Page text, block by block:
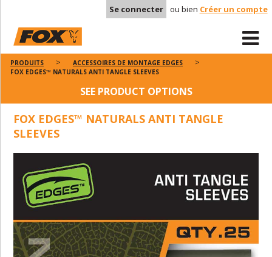
Se connecter ou bien Créer un compte
PRODUITS
ACCESSOIRES DE MONTAGE EDGES
FOX EDGES™ NATURALS ANTI TANGLE SLEEVES
SEE PRODUCT OPTIONS
FOX EDGES™ NATURALS ANTI TANGLE
SLEEVES